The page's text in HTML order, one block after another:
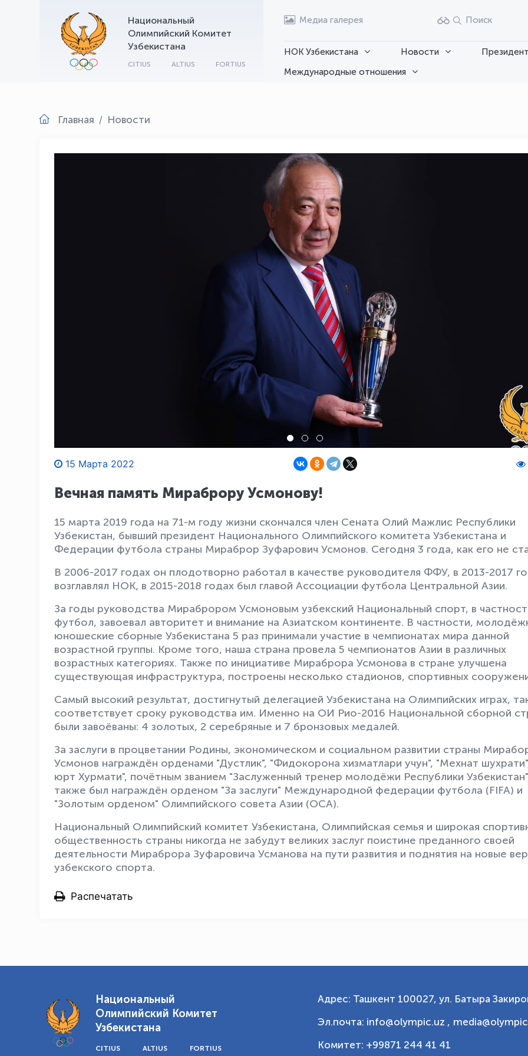
Национальный
Олимпийский Комитет
Узбекистана
CITIUS ALTIUS FORTIUS
Медиа галерея Поиск
НОК Узбекистана Новости
Международные отношения
Главная Новости
15 Марта 2022
Вечная память Мираброру Усмонову!
15 марта 2019 года на 71-м году жизни скончался член Сената Олий Мажлис Республики
Узбекистан, бывший президент Национального Олимпийского комитета Узбекистана и
Федерации футбола страны Мираброр Зуфарович Усмонов. Сегодня 3 года, как его не
В 2006-2017 годах он плодотворно работал в качестве руководителя ФФУ, в 2013-2017
возглавлял НОК, в 2015-2018 годах был главой Ассоциации футбола Центральной Азии.
За годы руководства Мираброром Усмоновым узбекский Национальный спорт, в
футбол, завоевал авторитет и внимание на Азиатском континенте. В частности,
юношеские сборные Узбекистана 5 раз принимали участие в чемпионатах мира данной
возрастной группы. Кроме того, наша страна провела 5 чемпионатов Азии в различных
возрастных категориях. Также по инициативе Мираброра Усмонова в стране улучшена
существующая инфраструктура, построены несколько стадионов, спортивных
Самый высокий результат, достигнутый делегацией Узбекистана на Олимпийских играх,
соответствует сроку руководства им. Именно на ОИ Рио-2016 Национальной сборной
были завоёваны: 4 золотых, 2 серебряные и 7 бронзовых медалей.
За заслуги в процветании Родины, экономическом и социальном развитии страны
Усмонов награждён орденами "Дустлик", "Фидокорона хизматлари учун", "Мехнат
юрт Хурмати", почётным званием "Заслуженный тренер молодёжи Республики
также был награждён орденом "За заслуги" Международной федерации футбола (FIFA) и
"Золотым орденом" Олимпийского совета Азии (ОCА).
Национальный Олимпийский комитет Узбекистана, Олимпийская семья и широкая
общественность страны никогда не забудут великих заслуг поистине преданного своей
деятельности Мираброра Зуфаровича Усманова на пути развития и поднятия на новые
узбекского спорта.
Распечатать
Национальный
Олимпийский Комитет
Узбекистана
CITIUS ALTIUS FORTIUS
Адрес: Ташкент 100027, ул. Батыра
Эл.почта: info@olympic.uz ,
Комитет: +99871 244 41 41